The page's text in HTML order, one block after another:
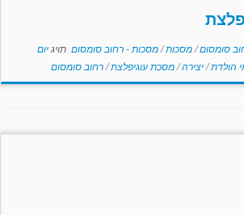
סומסום/מסכות/מסכות - רחוב סומסום תויגיום
הולדת/יצירה/מסכת עוגיפלצת/רחוב סומסום